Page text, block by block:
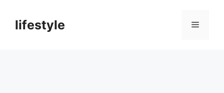
lifestyle 메